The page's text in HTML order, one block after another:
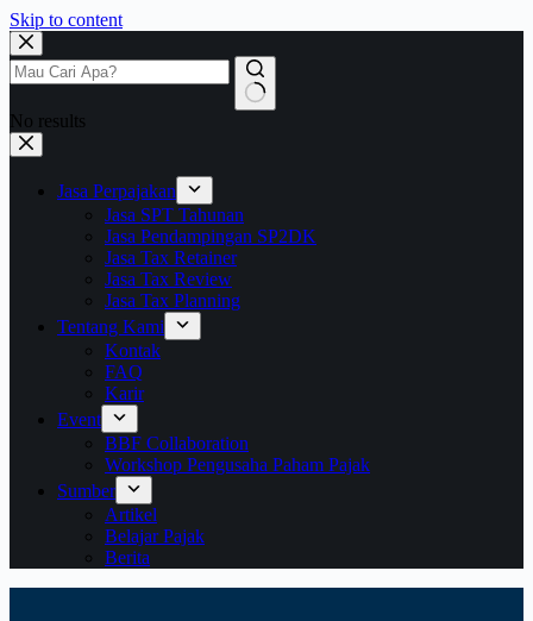
Skip to content
No results
Jasa Perpajakan
Jasa SPT Tahunan
Jasa Pendampingan SP2DK
Jasa Tax Retainer
Jasa Tax Review
Jasa Tax Planning
Tentang Kami
Kontak
FAQ
Karir
Event
BBF Collaboration
Workshop Pengusaha Paham Pajak
Sumber
Artikel
Belajar Pajak
Berita